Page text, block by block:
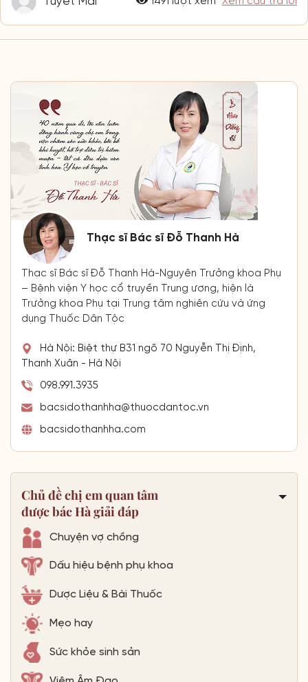
Thạc sĩ Bác sĩ Đỗ Thanh Hà
Thạc sĩ Bác sĩ Đỗ Thanh Hà-Nguyên Trưởng khoa Phụ
– Bệnh viện Y học cổ truyền Trung ương, hiện là
Trưởng khoa Phụ tại Trung tâm nghiên cứu và ứng
dụng Thuốc Dân Tộc
Hà Nội: Biệt thự B31 ngõ 70 Nguyễn Thị Định,
Thanh Xuân - Hà Nội
098.991.3935
bacsidothanhha@thuocdantoc.vn
bacsidothanhha.com
Chủ đề chị em quan tâm
được bác Hà giải đáp
Chuyện vợ chồng
Dấu hiệu bệnh phụ khoa
Dược Liệu & Bài Thuốc
Mẹo hay
Sức khỏe sinh sản